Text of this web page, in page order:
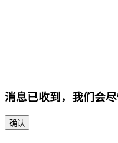
消息已收到，我们会尽
确认